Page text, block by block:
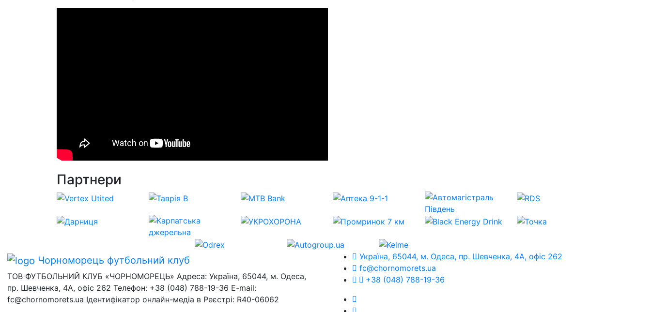
Партнери
Чорноморець футбольний клуб
ТОВ ФУТБОЛЬНИЙ КЛУБ «ЧОРНОМОРЕЦЬ» Адреса: Україна, 65044, м. Одеса,
пр. Шевченка, 4А, офіс 262 Телефон: +38 (048) 788-19-36 E-mail:
fc@chornomorets.ua Ідентифікатор онлайн-медіа в Реєстрі: R40-06062
Україна, 65044, м. Одеса, пр. Шевченка, 4А, офіс 262
fc@chornomorets.ua
+38 (048) 788-19-36